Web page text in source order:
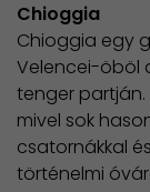
Chioggia
Chioggia egy
Velencei-öböl
tenger partján.
mivel sok
csatornákkal
történelmi